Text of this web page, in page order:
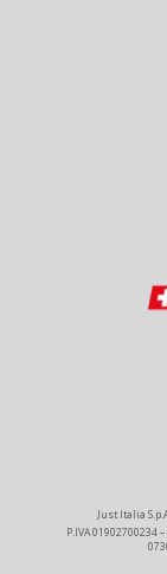
Just Italia
P.IVA 01902700234